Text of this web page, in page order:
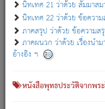
นิทเทศ 21 ว่าด้วย สัมมาสม
นิทเทศ 22 ว่าด้วย ข้อความ
ภาคสรุป ว่าด้วย ข้อความส
ภาคผนวก ว่าด้วย เรื่องนำ
อ้างอิง ฯ
หนังสือพุทธประวัติจากพร